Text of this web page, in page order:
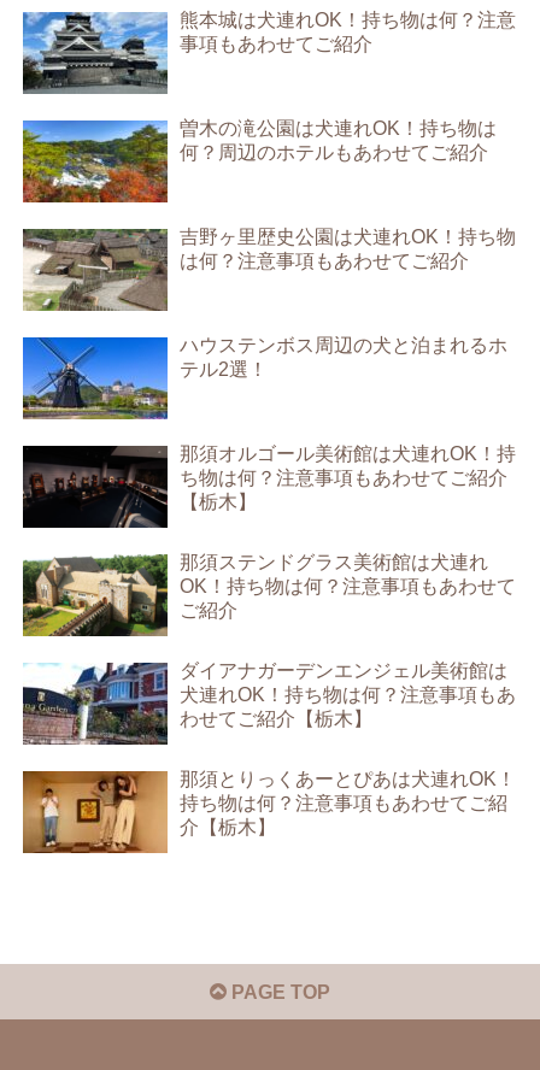
熊本城は犬連れOK！持ち物は何？注意
事項もあわせてご紹介
曽木の滝公園は犬連れOK！持ち物は
何？周辺のホテルもあわせてご紹介
吉野ヶ里歴史公園は犬連れOK！持ち物
は何？注意事項もあわせてご紹介
ハウステンボス周辺の犬と泊まれるホ
テル2選！
那須オルゴール美術館は犬連れOK！持
ち物は何？注意事項もあわせてご紹介
【栃木】
那須ステンドグラス美術館は犬連れ
OK！持ち物は何？注意事項もあわせて
ご紹介
ダイアナガーデンエンジェル美術館は
犬連れOK！持ち物は何？注意事項もあ
わせてご紹介【栃木】
那須とりっくあーとぴあは犬連れOK！
持ち物は何？注意事項もあわせてご紹
介【栃木】
PAGE TOP